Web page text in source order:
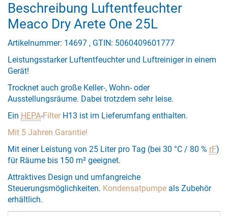
Beschreibung Luftentfeuchter
Meaco Dry Arete One 25L
Artikelnummer: 14697 , GTIN: 5060409601777
Leistungsstarker Luftentfeuchter und Luftreiniger in einem
Gerät!
Trocknet auch große Keller-, Wohn- oder
Ausstellungsräume. Dabei trotzdem sehr leise.
Ein HEPA-FilterH13 ist im Lieferumfang enthalten.
Mit 5 Jahren Garantie!
Mit einer Leistung von 25 Liter pro Tag (bei 30 °C / 80 % rF)
für Räume bis 150 m² geeignet.
Attraktives Design und umfangreiche
Steuerungsmöglichkeiten. Kondensatpumpe als Zubehör
erhältlich.